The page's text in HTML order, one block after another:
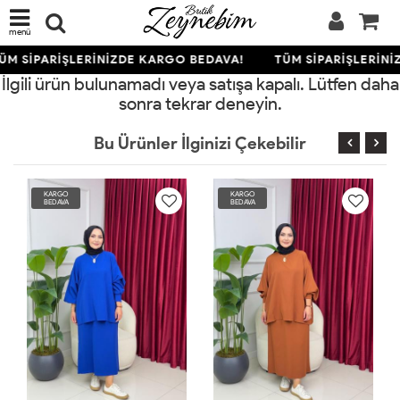
menü
SİPARİŞLERİNİZDE KARGO BEDAVA! TÜM
İlgili ürün bulunamadı veya satışa kapalı. Lütfen daha
sonra tekrar deneyin.
Bu Ürünler İlginizi Çekebilir
KARGO
BEDAVA
KARGO
BEDAVA